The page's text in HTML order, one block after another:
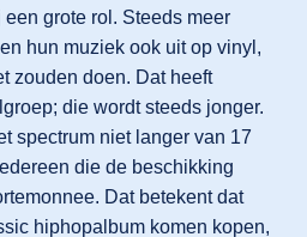
grote rol. Steeds meer
hun muziek ook uit op vinyl,
zouden doen. Dat heeft
die wordt steeds jonger.
spectrum niet langer van 17
die de beschikking
Dat betekent dat
hiphopalbum komen kopen,